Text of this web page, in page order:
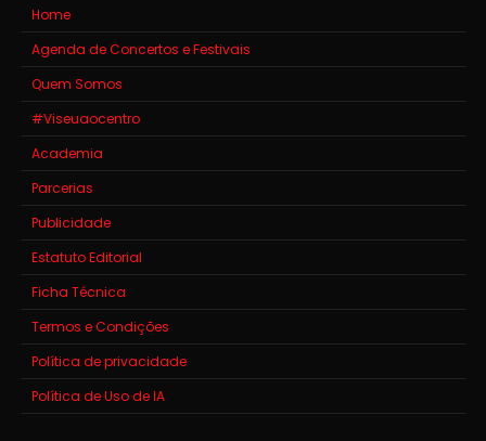
Home
Agenda de Concertos e Festivais
Quem Somos
#Viseuaocentro
Academia
Parcerias
Publicidade
Estatuto Editorial
Ficha Técnica
Termos e Condições
Política de privacidade
Política de Uso de IA